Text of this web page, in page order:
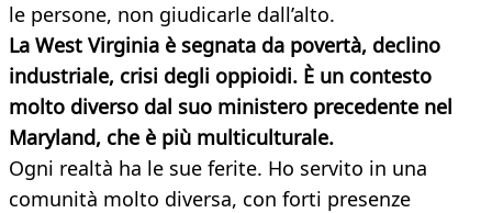
le persone, non giudicarle dall’alto.
La West Virginia è segnata da povertà, declino
industriale, crisi degli oppioidi. È un contesto
molto diverso dal suo ministero precedente nel
Maryland, che è più multiculturale.
Ogni realtà ha le sue ferite. Ho servito in una
comunità molto diversa, con forti presenze